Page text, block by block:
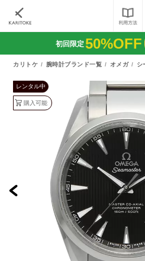
初回限定50%OFF
カリトケ 腕時計ブランド一覧 オメガ シ
レンタル中
購入可能